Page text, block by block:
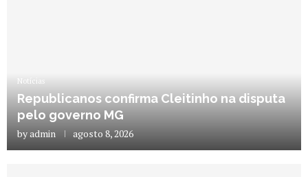
Notícias
Republicanos confirma Cleitinho na disputa
pelo governo MG
byadmin agosto 8, 2026